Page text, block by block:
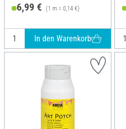
6,99 € (1 m = 0,14 €)
In den Warenkorb